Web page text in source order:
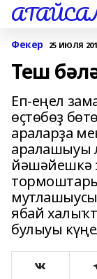
Фекер 25 ИЮЛЯ
Теш
Еп-еңел
өҫтөбөҙ
араларҙа
аралашыуы
йәшәйешкә
ябай
булыуы